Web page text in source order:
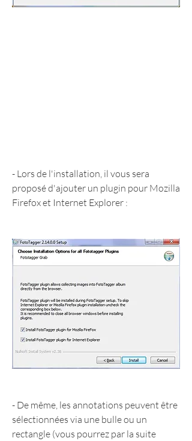
- Lors de l'installation, il vous sera
proposé d'ajouter un plugin pour Mozilla
Firefox et Internet Explorer :
- De même, les annotations peuvent être
sélectionnées via une bulle ou un
rectangle (vous pourrez par la suite